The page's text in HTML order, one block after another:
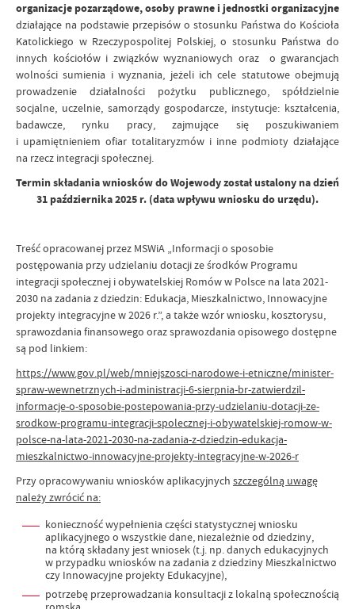
organizacje pozarządowe, osoby prawne i jednostki organizacyjne
działające na podstawie przepisów o stosunku Państwa do Kościoła
Katolickiego w Rzeczypospolitej Polskiej, o stosunku Państwa do
innych kościołów i związków wyznaniowych oraz o gwarancjach
wolności sumienia i wyznania, jeżeli ich cele statutowe obejmują
prowadzenie działalności pożytku publicznego, spółdzielnie
socjalne, uczelnie, samorządy gospodarcze, instytucje: kształcenia,
badawcze, rynku pracy, zajmujące się poszukiwaniem
i upamiętnieniem ofiar totalitaryzmów i inne podmioty działające
na rzecz integracji społecznej.
Termin składania wniosków do Wojewody został ustalony na dzień
31 października 2025 r. (data wpływu wniosku do urzędu).
Treść opracowanej przez MSWiA „Informacji o sposobie
postępowania przy udzielaniu dotacji ze środków Programu
integracji społecznej i obywatelskiej Romów w Polsce na lata 2021-
2030 na zadania z dziedzin: Edukacja, Mieszkalnictwo, Innowacyjne
projekty integracyjne w 2026 r.”, a także wzór wniosku, kosztorysu,
sprawozdania finansowego oraz sprawozdania opisowego dostępne
są pod linkiem:
https://www.gov.pl/web/mniejszosci-narodowe-i-etniczne/minister-
spraw-wewnetrznych-i-administracji-6-sierpnia-br-zatwierdzil-
informacje-o-sposobie-postepowania-przy-udzielaniu-dotacji-ze-
srodkow-programu-integracji-spolecznej-i-obywatelskiej-romow-w-
polsce-na-lata-2021-2030-na-zadania-z-dziedzin-edukacja-
mieszkalnictwo-innowacyjne-projekty-integracyjne-w-2026-r
Przy opracowywaniu wniosków aplikacyjnych szczególną uwagę
należy zwrócić na:
konieczność wypełnienia części statystycznej wniosku
aplikacyjnego o wszystkie dane, niezależnie od dziedziny,
na którą składany jest wniosek (t.j. np. danych edukacyjnych
w przypadku wniosków na zadania z dziedziny Mieszkalnictwo
czy Innowacyjne projekty Edukacyjne),
potrzebę przeprowadzania konsultacji z lokalną społecznością